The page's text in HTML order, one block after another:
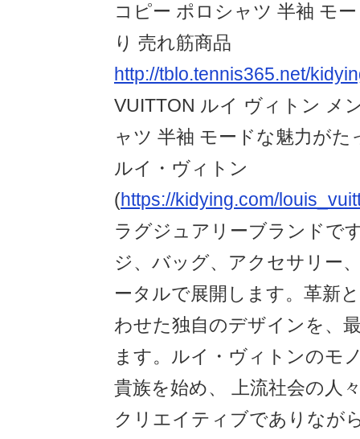
コピー ポロシャツ 半袖 モ
り 売れ筋商品
http://tblo.tennis365.net/
VUITTON ルイ ヴィトン メ
ャツ 半袖 モードな魅力がた
ルイ・ヴィトン
(https://kidying.com/
ラグジュアリーブランドで
ジ、バッグ、アクセサリー
ータルで展開します。革新
わせた独自のデザインを、
ます。ルイ・ヴィトンのモ
貴族を始め、 上流社会の人
クリエイティブでありなが